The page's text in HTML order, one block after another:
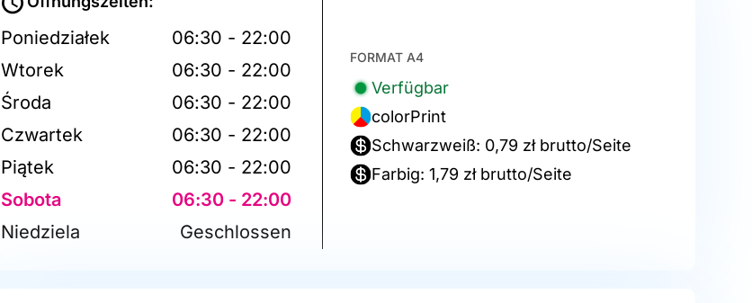
Poniedziałek
06:30 - 22:00
Wtorek
06:30 - 22:00
Środa
06:30 - 22:00
Czwartek
06:30 - 22:00
Piątek
06:30 - 22:00
Sobota
06:30 - 22:00
Niedziela
Geschlossen
FORMAT A4
Verfügbar
colorPrint
Schwarzweiß: 0,79 zł brutto/Seite
Farbig: 1,79 zł brutto/Seite